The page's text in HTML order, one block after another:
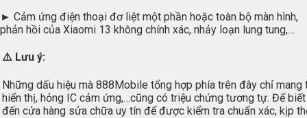
► Cảm ứng điện thoại đơ liệt một phần hoặc toàn bộ màn hình,
phản hồi của Xiaomi 13 không chính xác, nhảy loạn lung tung,…
⚠️ Lưu ý:
Những dấu hiệu mà 888Mobile tổng hợp phía trên đây chỉ
hiển thị, hỏng IC cảm ứng,…cũng có triệu chứng tương tự. Để
đến cửa hàng sửa chữa uy tín để được kiểm tra chuẩn xác, kịp